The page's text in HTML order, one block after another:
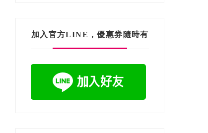
加入官方LINE，優惠券隨時有